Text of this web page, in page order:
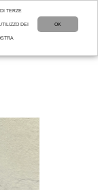
OK
TERZE
DEI